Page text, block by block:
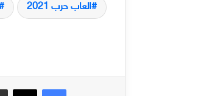
العاب حرب 2021
فيسبوك‫X